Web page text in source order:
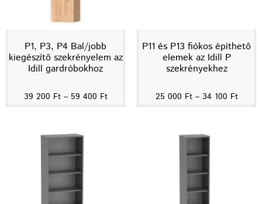
P1, P3, P4 Bal/jobb
kiegészítő szekrényelem az
Idill gardróbokhoz
39 200 Ft – 59 400 Ft
P11 és P13 fiókos építhető
elemek az Idill P
szekrényekhez
25 000 Ft – 34 100 Ft